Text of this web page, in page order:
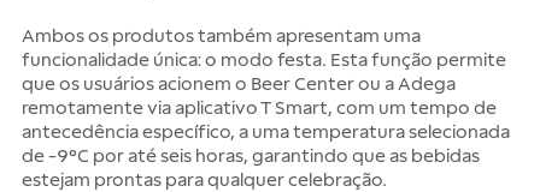
Ambos os produtos também apresentam uma
funcionalidade única: o modo festa. Esta função permite
que os usuários acionem o Beer Center ou a Adega
remotamente via aplicativo T Smart, com um tempo de
antecedência específico, a uma temperatura selecionada
de -9°C por até seis horas, garantindo que as bebidas
estejam prontas para qualquer celebração.